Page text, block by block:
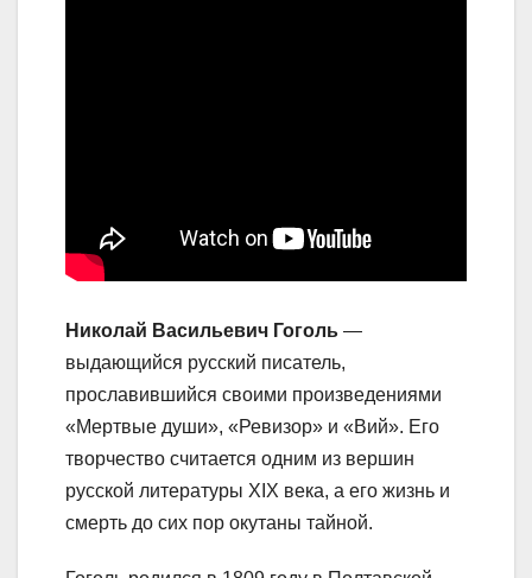
Николай Васильевич Гоголь —
выдающийся русский писатель,
прославившийся своими произведениями
«Мертвые души», «Ревизор» и «Вий». Его
творчество считается одним из вершин
русской литературы XIX века, а его жизнь и
смерть до сих пор окутаны тайной.